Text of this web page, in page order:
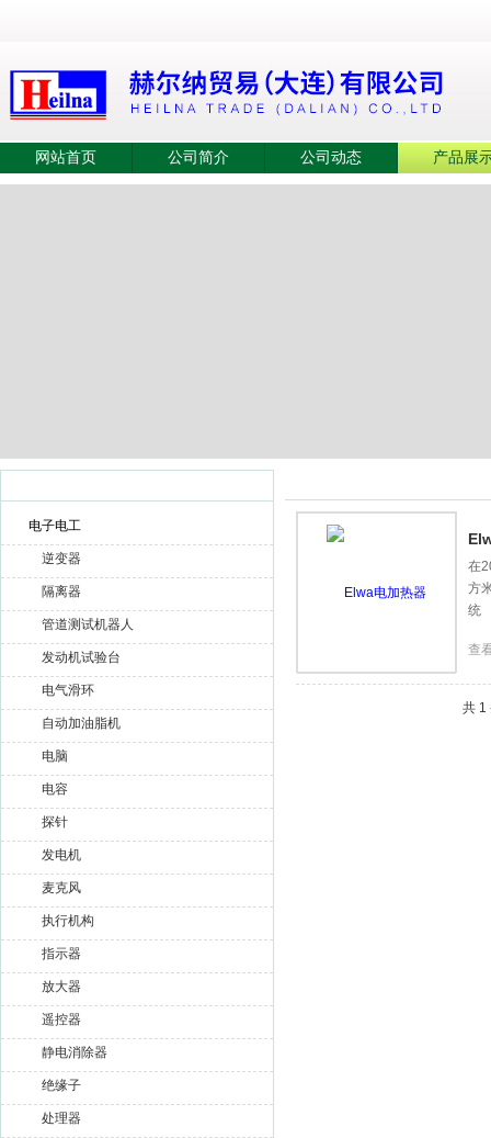
赫尔纳贸易（大连）有限公司
网站首页 公司简介 公司动态 产品展
电子电工
逆变器
隔离器
管道测试机器人
发动机试验台
电气滑环
自动加油脂机
电脑
电容
探针
发电机
麦克风
执行机构
指示器
放大器
遥控器
静电消除器
绝缘子
处理器
在
方
统
查
共 1